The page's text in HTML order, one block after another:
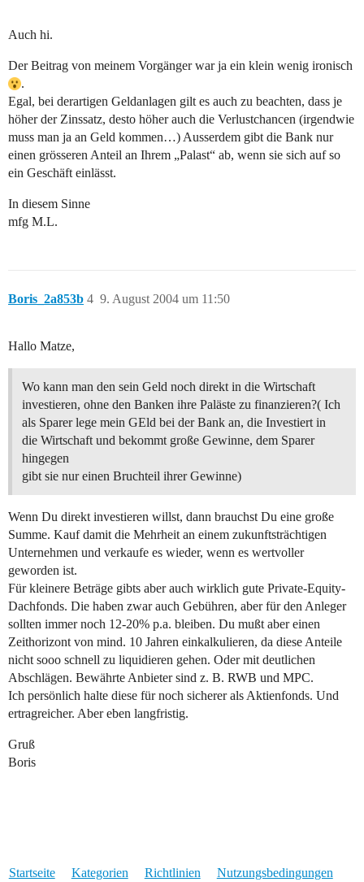
Auch hi.
Der Beitrag von meinem Vorgänger war ja ein klein wenig ironisch
.
Egal, bei derartigen Geldanlagen gilt es auch zu beachten, dass je
höher der Zinssatz, desto höher auch die Verlustchancen (irgendwie
muss man ja an Geld kommen…) Ausserdem gibt die Bank nur
einen grösseren Anteil an Ihrem „Palast“ ab, wenn sie sich auf so
ein Geschäft einlässt.
In diesem Sinne
mfg M.L.
Boris_2a853b 9. August 2004 um 11:50
4
Hallo Matze,
Wo kann man den sein Geld noch direkt in die Wirtschaft
investieren, ohne den Banken ihre Paläste zu finanzieren?( Ich
als Sparer lege mein GEld bei der Bank an, die Investiert in
die Wirtschaft und bekommt große Gewinne, dem Sparer
hingegen
gibt sie nur einen Bruchteil ihrer Gewinne)
Wenn Du direkt investieren willst, dann brauchst Du eine große
Summe. Kauf damit die Mehrheit an einem zukunftsträchtigen
Unternehmen und verkaufe es wieder, wenn es wertvoller
geworden ist.
Für kleinere Beträge gibts aber auch wirklich gute Private-Equity-
Dachfonds. Die haben zwar auch Gebühren, aber für den Anleger
sollten immer noch 12-20% p.a. bleiben. Du mußt aber einen
Zeithorizont von mind. 10 Jahren einkalkulieren, da diese Anteile
nicht sooo schnell zu liquidieren gehen. Oder mit deutlichen
Abschlägen. Bewährte Anbieter sind z. B. RWB und MPC.
Ich persönlich halte diese für noch sicherer als Aktienfonds. Und
ertragreicher. Aber eben langfristig.
Gruß
Boris
Startseite Kategorien Richtlinien Nutzungsbedingungen